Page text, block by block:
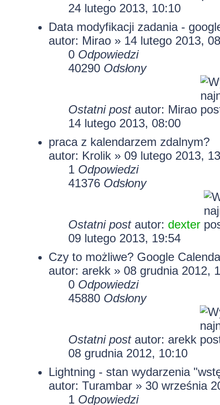
24 lutego 2013, 10:10
Data modyfikacji zadania -
autor: Mirao » 14 lutego 2013,
0 Odpowiedzi
40290 Odsłony
Ostatni post autor: Mirao
14 lutego 2013, 08:00
praca z kalendarzem zdalnym?
autor: Krolik » 09 lutego 2013,
1 Odpowiedzi
41376 Odsłony
Ostatni post autor: dexter
09 lutego 2013, 19:54
Czy to możliwe? Google
autor: arekk» 08 grudnia 2012,
0 Odpowiedzi
45880 Odsłony
Ostatni post autor: arekk
08 grudnia 2012, 10:10
Lightning - stan wydarzenia
autor: Turambar» 30 września
1 Odpowiedzi